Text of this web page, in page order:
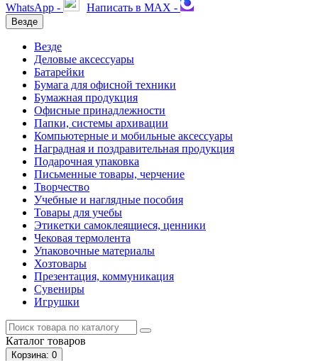
WhatsApp -
Написать в MAX -
Везде
Везде
Деловые аксессуары
Батарейки
Бумага для офисной техники
Бумажная продукция
Офисные принадлежности
Папки, системы архивации
Компьютерные и мобильные аксессуары
Наградная и поздравительная продукция
Подарочная упаковка
Письменные товары, черчение
Творчество
Учебные и наглядные пособия
Товары для учебы
Этикетки самоклеящиеся, ценники
Чековая термолента
Упаковочные материалы
Хозтовары
Презентация, коммуникация
Сувениры
Игрушки
Каталог товаров
Корзина: 0